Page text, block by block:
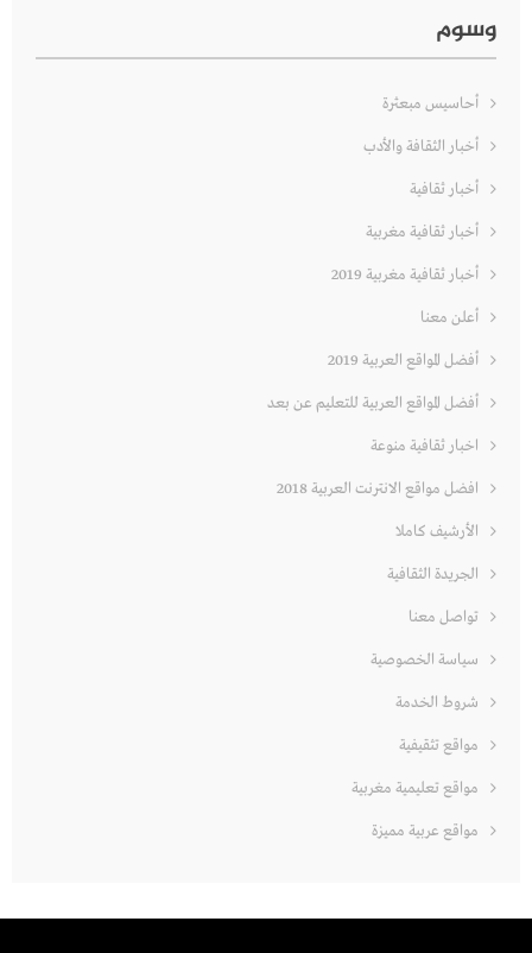
وسوم
أحاسيس مبعثرة
أخبار الثقافة والأدب
أخبار ثقافية
أخبار ثقافية مغربية
أخبار ثقافية مغربية 2019
أعلن معنا
أفضل المواقع العربية 2019
أفضل المواقع العربية للتعليم عن بعد
اخبار ثقافية منوعة
افضل مواقع الانترنت العربية 2018
الأرشيف كاملا
الجريدة الثقافية
تواصل معنا
سياسة الخصوصية
شروط الخدمة
مواقع تثقيفية
مواقع تعليمية مغربية
مواقع عربية مميزة